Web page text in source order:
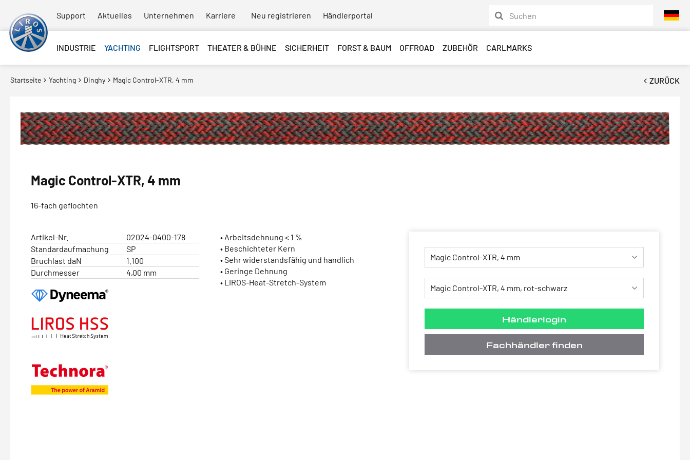
Support Aktuelles Unternehmen Karriere Neu registrieren Händlerportal
INDUSTRIE YACHTING FLIGHTSPORT THEATER & BÜHNE SICHERHEIT FORST & BAUM OFFROAD ZUBEHÖR CARLMARKS
ZURÜCK
Startseite Yachting Dinghy Magic Control-XTR, 4 mm
Magic Control-XTR, 4 mm
16-fach geflochten
Artikel-Nr.
02024-0400-178
Standardaufmachung
SP
Bruchlast daN
1.100
Durchmesser
4,00 mm
• Arbeitsdehnung < 1 %
• Beschichteter Kern
• Sehr widerstandsfähig und handlich
• Geringe Dehnung
• LIROS-Heat-Stretch-System
Händlerlogin
Fachhändler finden